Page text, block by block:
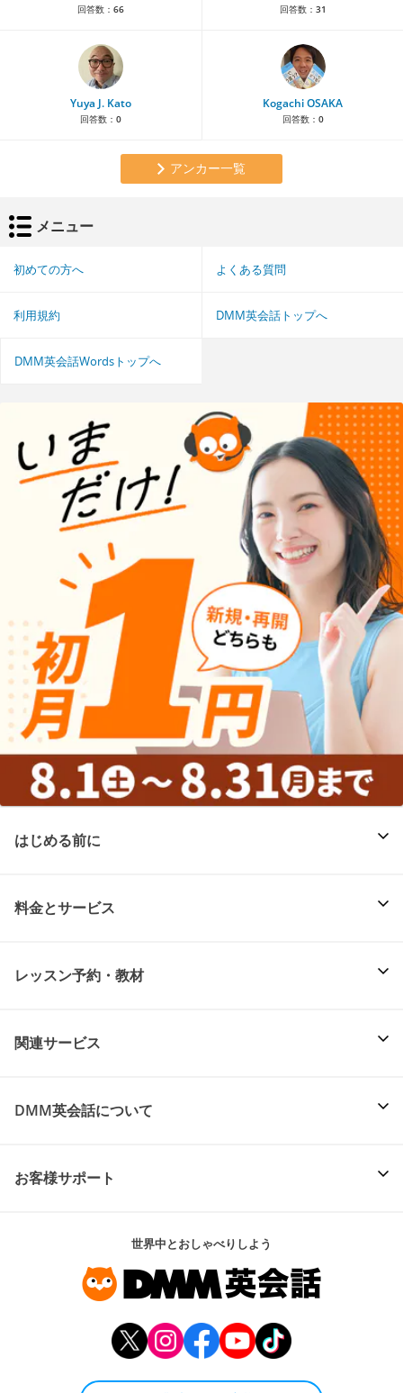
回答数： 66 回答数： 31
Yuya J. Kato
回答数： 0
Kogachi OSAKA
回答数： 0
アンカー一覧
メニュー
初めての方へ よくある質問
利用規約 DMM英会話トップへ
DMM英会話Wordsトップへ
はじめる前に
料金とサービス
レッスン予約・教材
関連サービス
DMM英会話について
お客様サポート
世界中とおしゃべりしよう